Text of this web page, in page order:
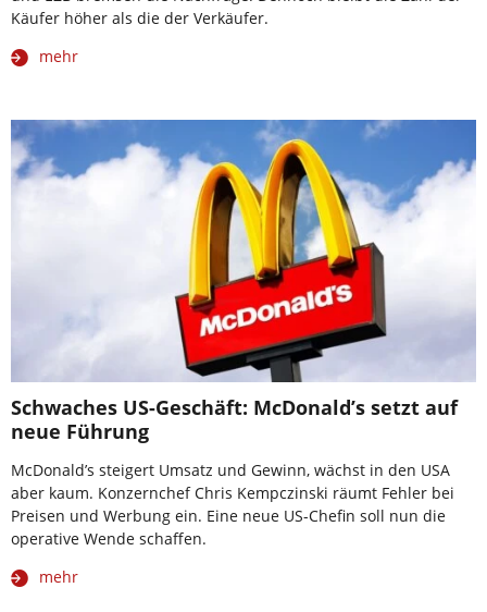
Käufer höher als die der Verkäufer.
mehr
Schwaches US-Geschäft: McDonald’s setzt auf
neue Führung
McDonald’s steigert Umsatz und Gewinn, wächst in den USA
aber kaum. Konzernchef Chris Kempczinski räumt Fehler bei
Preisen und Werbung ein. Eine neue US-Chefin soll nun die
operative Wende schaffen.
mehr